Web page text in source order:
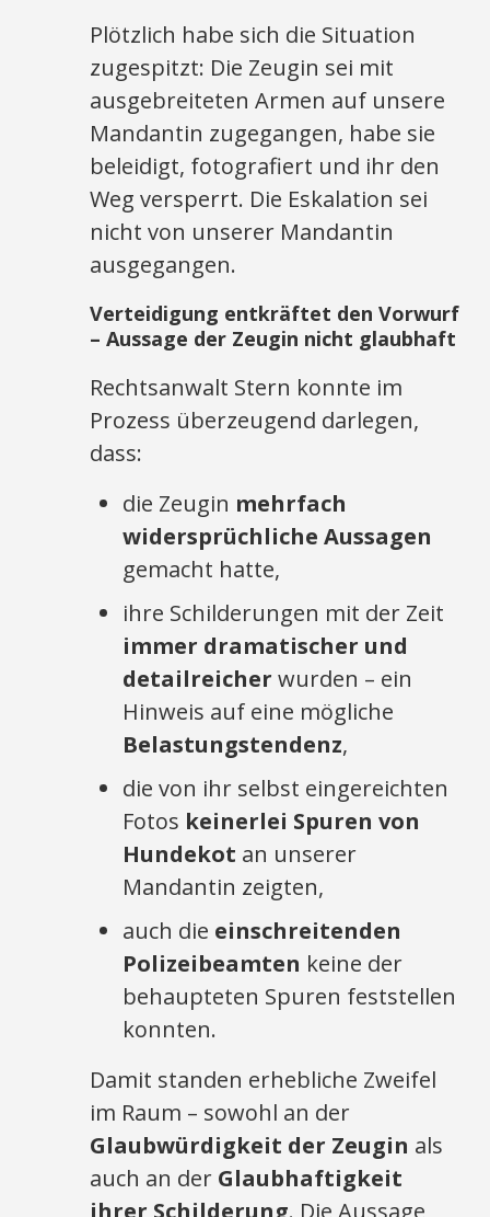
Plötzlich habe sich die Situation
zugespitzt: Die Zeugin sei mit
ausgebreiteten Armen auf unsere
Mandantin zugegangen, habe sie
beleidigt, fotografiert und ihr den
Weg versperrt. Die Eskalation sei
nicht von unserer Mandantin
ausgegangen.
Verteidigung entkräftet den Vorwurf
– Aussage der Zeugin nicht glaubhaft
Rechtsanwalt Stern konnte im
Prozess überzeugend darlegen,
dass:
die Zeugin mehrfach
widersprüchliche Aussagen
gemacht hatte,
ihre Schilderungen mit der Zeit
immer dramatischer und
detailreicher wurden – ein
Hinweis auf eine mögliche
Belastungstendenz,
die von ihr selbst eingereichten
Fotos keinerlei Spuren von
Hundekot an unserer
Mandantin zeigten,
auch die einschreitenden
Polizeibeamten keine der
behaupteten Spuren feststellen
konnten.
Damit standen erhebliche Zweifel
im Raum – sowohl an der
Glaubwürdigkeit der Zeugin als
auch an der Glaubhaftigkeit
ihrer Schilderung. Die Aussage